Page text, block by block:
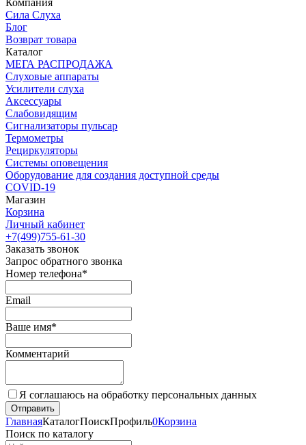
Сила Слуха
Блог
Возврат товара
Каталог
МЕГА РАСПРОДАЖА
Слуховые аппараты
Усилители слуха
Аксессуары
Слабовидящим
Сигнализаторы пульсар
Термометры
Рециркуляторы
Cистемы оповещения
Оборудование для создания доступной среды
COVID-19
Магазин
Корзина
Личный кабинет
+7(499)755-61-30
Заказать звонок
Запрос обратного звонка
Номер телефона*
Email
Ваше имя*
Комментарий
Я соглашаюсь на обработку персональных данных
ГлавнаяКаталогПоискПрофиль0Корзина
Поиск по каталогу